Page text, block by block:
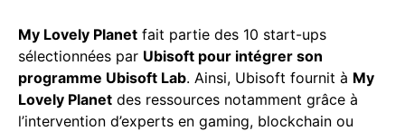
My Lovely Planet fait partie des 10 start-ups
sélectionnées par Ubisoft pour intégrer son
programme Ubisoft Lab. Ainsi, Ubisoft fournit à My
Lovely Planet des ressources notamment grâce à
l’intervention d’experts en gaming, blockchain ou